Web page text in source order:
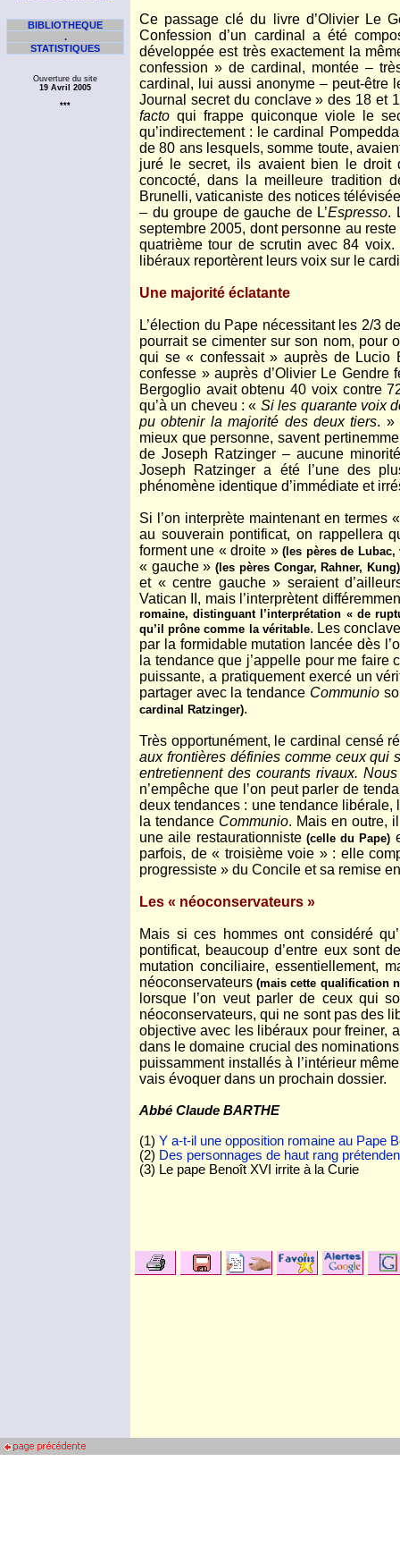
BIBLIOTHEQUE
.
STATISTIQUES
Ouverture du site
19 Avril 2005
***
Ce passage clé du livre d’Olivier Le
Confession d’un cardinal a été
développée est très exactement la
confession » de cardinal, montée –
cardinal, lui aussi anonyme – peut-être
Journal secret du conclave » des 18 et
facto qui frappe quiconque viole le
qu’indirectement : le cardinal
de 80 ans lesquels, somme toute,
juré le secret, ils avaient bien le droit
concocté, dans la meilleure tradition
Brunelli, vaticaniste des notices
– du groupe de gauche de L’Espresso.
septembre 2005, dont personne au
quatrième tour de scrutin avec 84
libéraux reportèrent leurs voix sur le
Une majorité éclatante
L’élection du Pape nécessitant les 2/3
pourrait se cimenter sur son nom, pour
qui se « confessait » auprès de Lucio
confesse » auprès d’Olivier Le Gendre
Bergoglio avait obtenu 40 voix contre
qu’à un cheveu : « Si les quarante voix
pu obtenir la majorité des deux tiers. »
mieux que personne, savent
de Joseph Ratzinger – aucune
Joseph Ratzinger a été l’une des
phénomène identique d’immédiate et
Si l’on interprète maintenant en termes
au souverain pontificat, on rappellera
forment une « droite »(les pères de Lubac,
« gauche »(les pères Congar, Rahner, Kung)
et « centre gauche » seraient
Vatican II, mais l’interprètent
romaine, distinguant l’interprétation « de
qu’il prône comme la véritable. Les
par la formidable mutation lancée dès
la tendance que j’appelle pour me faire
puissante, a pratiquement exercé un
partager avec la tendance Communio
cardinal Ratzinger).
Très opportunément, le cardinal censé
aux frontières définies comme ceux qui
entretiennent des courants rivaux.
n’empêche que l’on peut parler de
deux tendances : une tendance libérale,
la tendance Communio. Mais en outre,
une aile restaurationniste (celle du Pape)
parfois, de « troisième voie » : elle
progressiste » du Concile et sa remise
Les « néoconservateurs »
Mais si ces hommes ont considéré
pontificat, beaucoup d’entre eux sont
mutation conciliaire, essentiellement,
néoconservateurs(mais cette qualification
lorsque l’on veut parler de ceux qui
néoconservateurs, qui ne sont pas des
objective avec les libéraux pour freiner,
dans le domaine crucial des
puissamment installés à l’intérieur
vais évoquer dans un prochain dossier.
Abbé Claude BARTHE
(1) Y a-t-il une opposition romaine au Pape
(2) Des personnages de haut rang
(3) Le pape Benoît XVI irrite à la Curie